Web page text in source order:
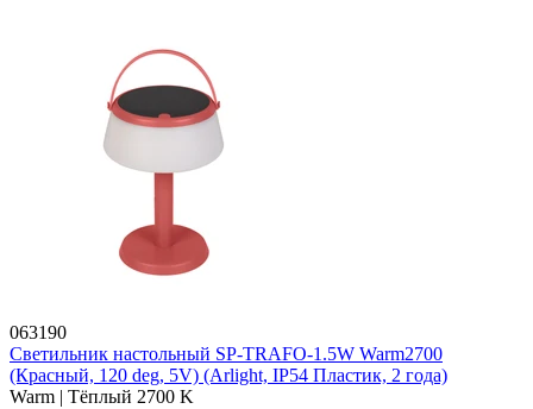
063190
Светильник настольный SP-TRAFO-1.5W Warm2700
(Красный, 120 deg, 5V) (Arlight, IP54 Пластик, 2 года)
Warm | Тёплый 2700 K